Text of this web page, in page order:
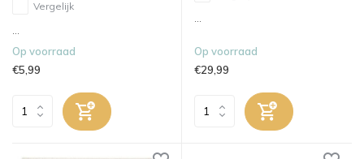
Vergelijk
Op voorraad
€5,99
Op voorraad
€29,99